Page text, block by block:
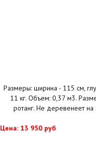
Размеры: ширина - 115 см,
11 кг. Объем: 0,37 м3.
ротанг. Не деревенеет
Цена: 13 950 руб